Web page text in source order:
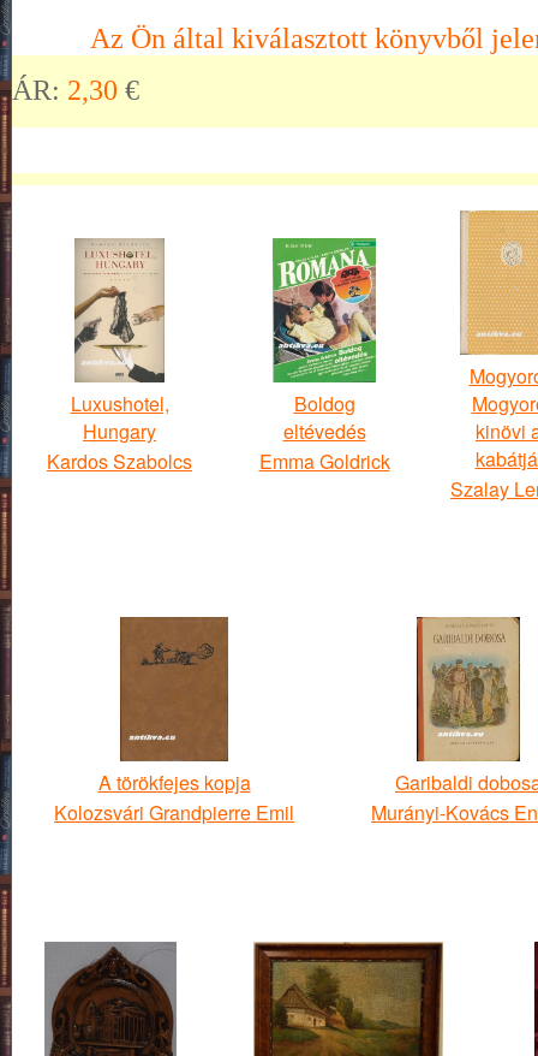
Az Ön által kiválasztott könyvből
ÁR: 2,30 €
Luxushotel,
Hungary
Kardos Szabolcs
Boldog
eltévedés
Emma Goldrick
kinövi
Szalay
A törökfejes kopja
Kolozsvári Grandpierre Emil
Garibaldi
Murányi-Kovács